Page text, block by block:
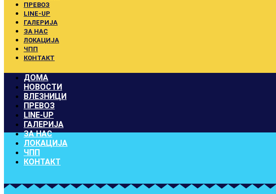
ПРЕВОЗ
LINE-UP
ГАЛЕРИЈА
ЗА НАС
ЛОКАЦИЈА
ЧПП
КОНТАКТ
ДОМА
НОВОСТИ
ВЛЕЗНИЦИ
ПРЕВОЗ
LINE-UP
ГАЛЕРИЈА
ЗА НАС
ЛОКАЦИЈА
ЧПП
КОНТАКТ